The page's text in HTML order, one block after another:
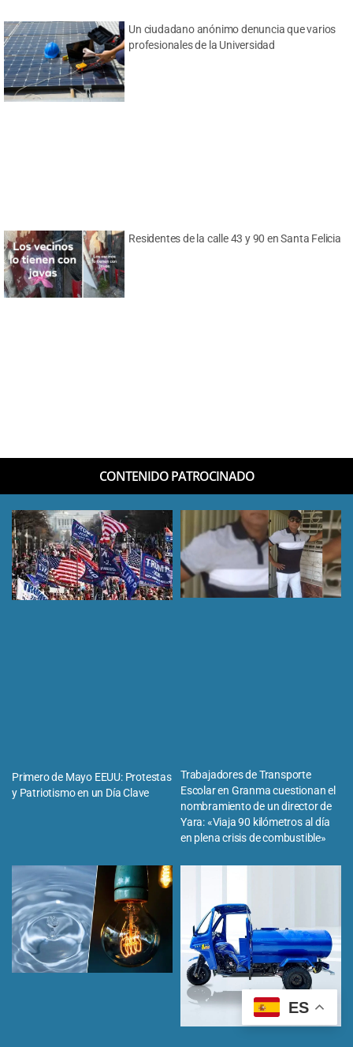
Un ciudadano anónimo denuncia que varios
profesionales de la Universidad
Residentes de la calle 43 y 90 en Santa Felicia
CONTENIDO PATROCINADO
Primero de Mayo EEUU: Protestas
y Patriotismo en un Día Clave
Trabajadores de Transporte
Escolar en Granma cuestionan el
nombramiento de un director de
Yara: «Viaja 90 kilómetros al día
en plena crisis de combustible»
ES